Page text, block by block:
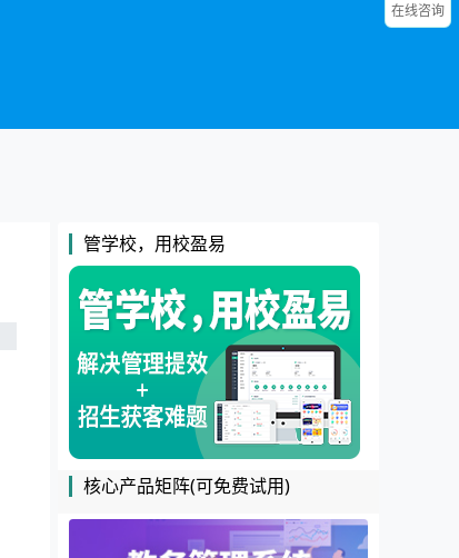
管学校，用校盈易
核心产品矩阵(可免费试用)
在线咨询